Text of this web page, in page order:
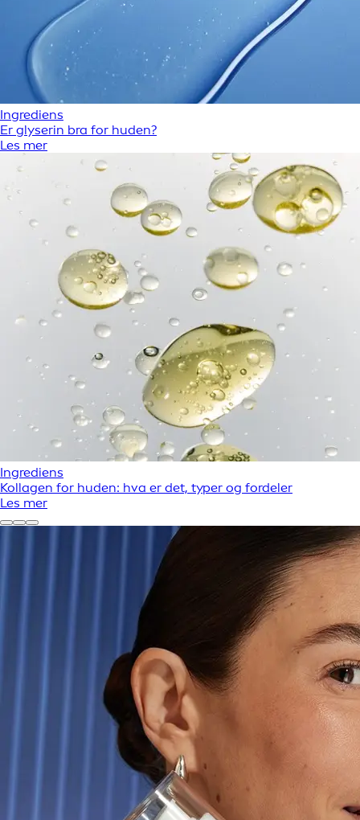
Ingrediens
Er glyserin bra for huden?
Les mer
Ingrediens
Kollagen for huden: hva er det, typer og fordeler
Les mer